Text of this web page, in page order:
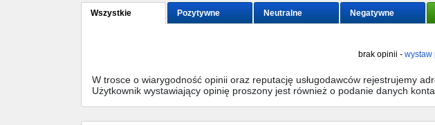
Wszystkie Pozytywne Neutralne Negatywne
brak opinii - wystaw
W trosce o wiarygodność opinii oraz reputację usługodawców rejestrujemy
Użytkownik wystawiający opinię proszony jest również o podanie danych